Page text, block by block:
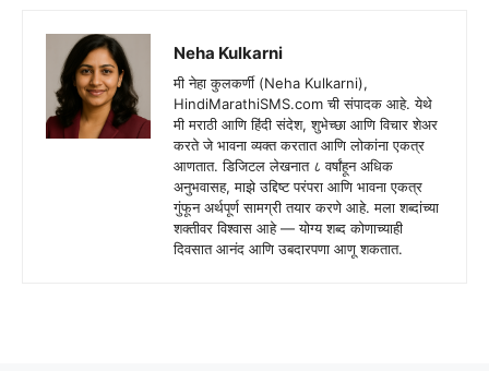
Neha Kulkarni
मी नेहा कुलकर्णी (Neha Kulkarni),
HindiMarathiSMS.com ची संपादक आहे. येथे
मी मराठी आणि हिंदी संदेश, शुभेच्छा आणि विचार शेअर
करते जे भावना व्यक्त करतात आणि लोकांना एकत्र
आणतात. डिजिटल लेखनात ८ वर्षांहून अधिक
अनुभवासह, माझे उद्दिष्ट परंपरा आणि भावना एकत्र
गुंफून अर्थपूर्ण सामग्री तयार करणे आहे. मला शब्दांच्या
शक्तीवर विश्वास आहे — योग्य शब्द कोणाच्याही
दिवसात आनंद आणि उबदारपणा आणू शकतात.